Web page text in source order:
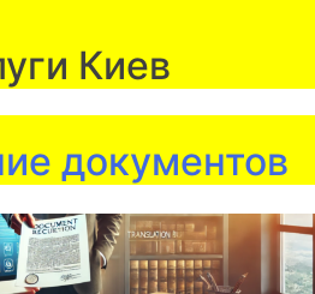
Киев
документов